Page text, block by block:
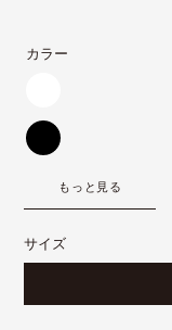
サイズ
カラー
黒
もっと見る